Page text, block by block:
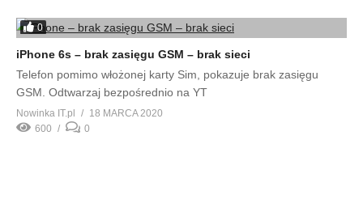
0
iPhone 6s – brak zasięgu GSM – brak sieci
Telefon pomimo włożonej karty Sim, pokazuje brak zasięgu
GSM. Odtwarzaj bezpośrednio na YT
Nowinka IT.pl
18 MARCA 2020
600
0